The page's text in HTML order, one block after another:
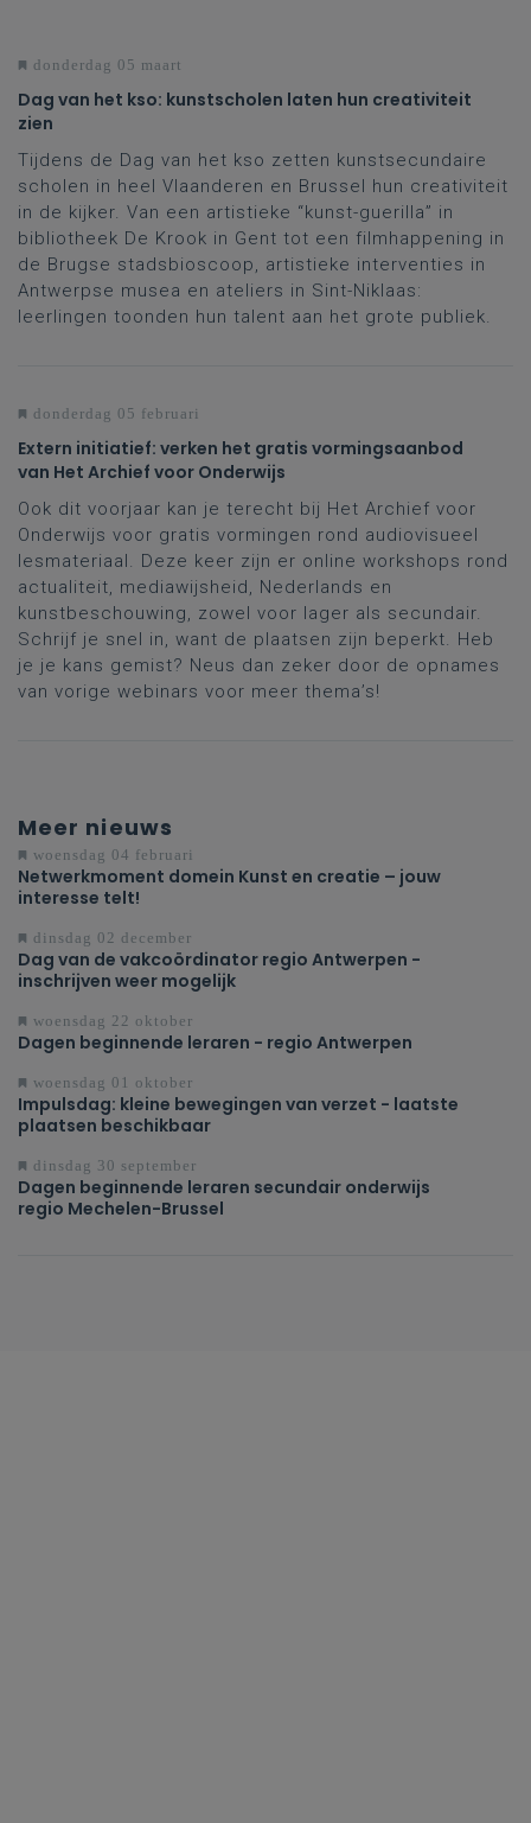
donderdag 05 maart
Dag van het kso: kunstscholen laten hun creativiteit
zien
Tijdens de Dag van het kso zetten kunstsecundaire
scholen in heel Vlaanderen en Brussel hun creativiteit
in de kijker. Van een artistieke “kunst-guerilla” in
bibliotheek De Krook in Gent tot een filmhappening in
de Brugse stadsbioscoop, artistieke interventies in
Antwerpse musea en ateliers in Sint-Niklaas:
leerlingen toonden hun talent aan het grote publiek.
donderdag 05 februari
Extern initiatief: verken het gratis vormingsaanbod
van Het Archief voor Onderwijs
Ook dit voorjaar kan je terecht bij Het Archief voor
Onderwijs voor gratis vormingen rond audiovisueel
lesmateriaal. Deze keer zijn er online workshops rond
actualiteit, mediawijsheid, Nederlands en
kunstbeschouwing, zowel voor lager als secundair.
Schrijf je snel in, want de plaatsen zijn beperkt. Heb
je je kans gemist? Neus dan zeker door de opnames
van vorige webinars voor meer thema’s!
Meer nieuws
woensdag 04 februari
Netwerkmoment domein Kunst en creatie – jouw
interesse telt!
dinsdag 02 december
Dag van de vakcoördinator regio Antwerpen -
inschrijven weer mogelijk
woensdag 22 oktober
Dagen beginnende leraren - regio Antwerpen
woensdag 01 oktober
Impulsdag: kleine bewegingen van verzet - laatste
plaatsen beschikbaar
dinsdag 30 september
Dagen beginnende leraren secundair onderwijs
regio Mechelen-Brussel